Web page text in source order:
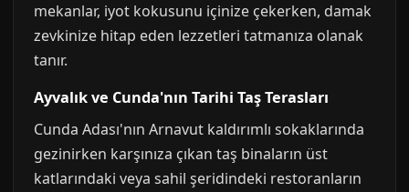
mekanlar, iyot kokusunu içinize çekerken, damak
zevkinize hitap eden lezzetleri tatmanıza olanak
tanır.
Ayvalık ve Cunda'nın Tarihi Taş Terasları
Cunda Adası'nın Arnavut kaldırımlı sokaklarında
gezinirken karşınıza çıkan taş binaların üst
katlarındaki veya sahil şeridindeki restoranların